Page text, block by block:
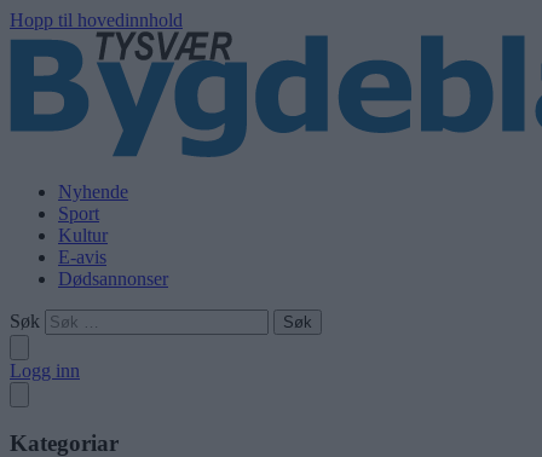
Hopp til hovedinnhold
Nyhende
Sport
Kultur
E-avis
Dødsannonser
Søk
Logg inn
Kategoriar